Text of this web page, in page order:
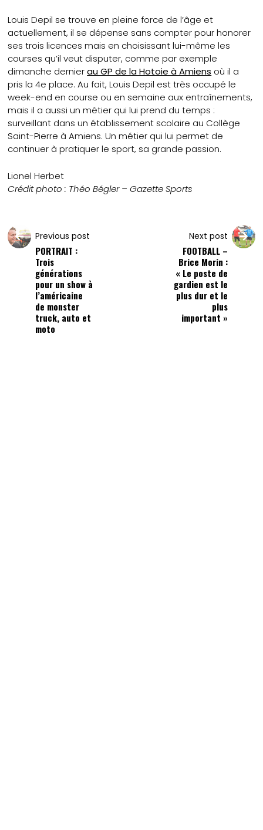
Louis Depil se trouve en pleine force de l’âge et
actuellement, il se dépense sans compter pour honorer
ses trois licences mais en choisissant lui-même les
courses qu’il veut disputer, comme par exemple
dimanche dernierau GP de la Hotoie à Amiens où il a
pris la 4e place. Au fait, Louis Depil est très occupé le
week-end en course ou en semaine aux entraînements,
mais il a aussi un métier qui lui prend du temps :
surveillant dans un établissement scolaire au Collège
Saint-Pierre à Amiens. Un métier qui lui permet de
continuer à pratiquer le sport, sa grande passion.
Lionel Herbet
Crédit photo : Théo Bégler – Gazette Sports
Previous post
PORTRAIT :
Trois
générations
pour un show à
l’américaine
de monster
truck, auto et
moto
Next post
FOOTBALL –
Brice Morin :
« Le poste de
gardien est le
plus dur et le
plus
important »